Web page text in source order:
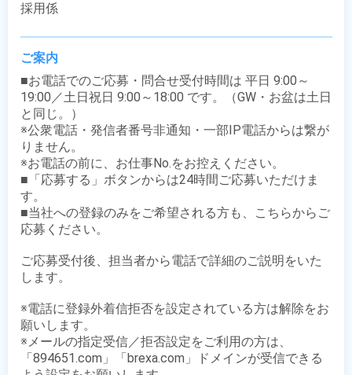
採用係
ご案内
■お電話でのご応募・問合せ受付時間は 平日 9:00～
19:00／土日祝日 9:00～18:00 です。（GW・お盆は土日
と同じ。）
※公衆電話・発信者番号非通知・一部IP電話からは繋が
りません。
※お電話の前に、お仕事No.をお控えください。
■「応募する」ボタンからは24時間ご応募いただけま
す。
■当社への登録のみをご希望される方も、こちらからご
応募ください。
ご応募受付後、担当者から電話で詳細のご説明をいた
します。
※電話に登録外着信拒否を設定されている方は解除をお
願いします。
※メールの指定受信／拒否設定をご利用の方は、
「894651.com」「brexa.com」ドメインが受信できる